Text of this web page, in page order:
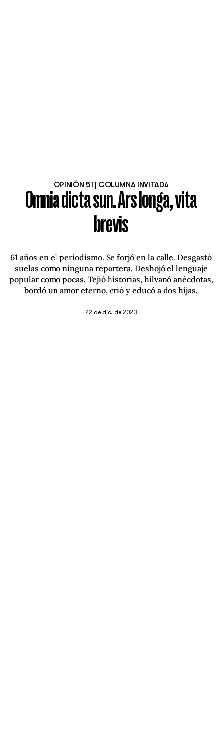
OPINIÓN 51 | COLUMNA INVITADA
Omnia dicta sun. Ars longa, vita
brevis
61 años en el periodismo. Se forjó en la calle. Desgastó
suelas como ninguna reportera. Deshojó el lenguaje
popular como pocas. Tejió historias, hilvanó anécdotas,
bordó un amor eterno, crió y educó a dos hijas.
22 de dic. de 2023